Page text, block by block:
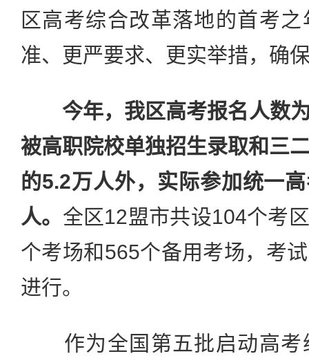
区高考综合改革落地的首考
准、更严要求、更实举措，确
今年，我区高考报名人数
被高职院校单独招生录取和三
的5.2万人外，实际参加统一
人。 全区12盟市共设104个考
个考场和565个备用考场，考
进行。
作为全国第五批启动高考